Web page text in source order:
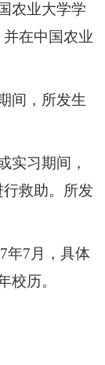
农业大学学
在中国农业
间，所发生
习期间，
救助。所发
7月，具体
校历。